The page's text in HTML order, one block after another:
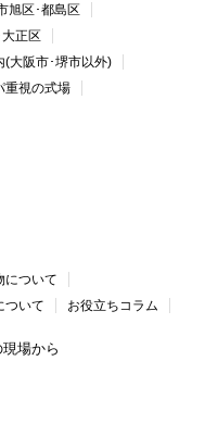
旭区･都島区
正区
(大阪市･堺市以外)
重視の式場
について
ついて お役立ちコラム
場から